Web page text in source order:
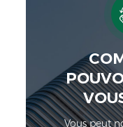
Vous peut